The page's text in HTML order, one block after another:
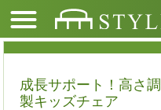
成長サポート！高さ
製キッズチェア